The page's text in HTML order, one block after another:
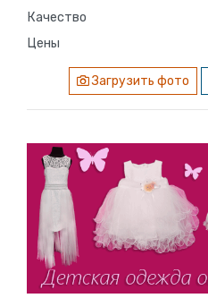
Качество
Цены
Загрузить фото